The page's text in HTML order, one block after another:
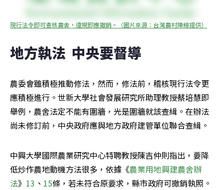
現行法令即可查核農舍，違規即應撤銷。（圖片來源：台灣農村陣線提供）
地方執法  中央要督導
農委會雖積極推動修法，然而，修法前，稽核現行法令更
應積極進行。世新大學社會發展研究所助理教授蔡培慧即
舉例，農舍法定不能有圍牆，光是圍牆就該查緝。在辦法
尚未修訂前，中央政府應與地方政府建管單位聯合查緝。
中興大學國際農業研究中心特聘教授陳吉仲則指出，要降
低炒作農地動機方法很多，依據《農業用地興建農舍辦
法》 13 、 15條，若未符合原要求，縣市政府可撤銷執照。